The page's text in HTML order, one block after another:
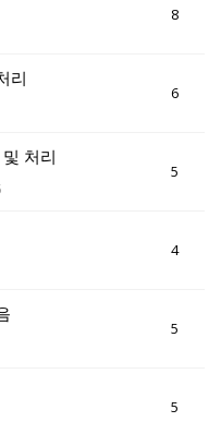
8
리
6
처리
5
4
5
5